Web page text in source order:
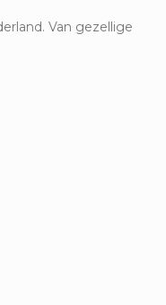
Van gezellige